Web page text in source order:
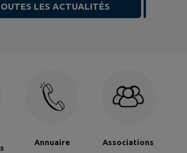
LES ACTUALITÉS
Annuaire Associations